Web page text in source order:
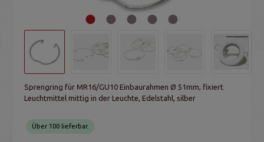
Sprengring für MR16/GU10 Einbaurahmen Ø 51mm, fixiert
Leuchtmittel mittig in der Leuchte, Edelstahl, silber
Über 100 lieferbar.